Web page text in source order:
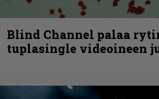
Blind Channel palaa
tuplasingle videoineen